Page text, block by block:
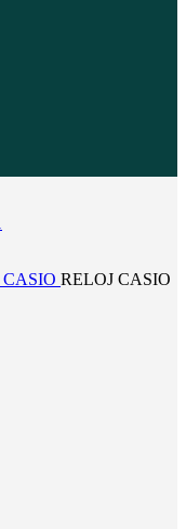
CASIO RELOJ CASIO